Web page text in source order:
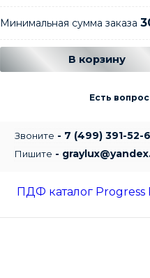
Минимальная сумма заказа
Добавляется...
В корзину
Добавлен
Есть вопрос
Звоните - 7 (499) 391-52-
Пишите -
ПДФ каталог Progress